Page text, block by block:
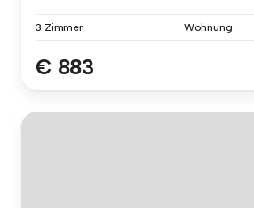
3 Zimmer Wohnung
€ 883